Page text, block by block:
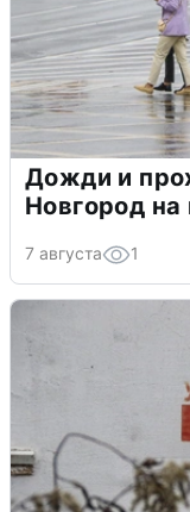
Дожди и
Новгород
7 августа 1